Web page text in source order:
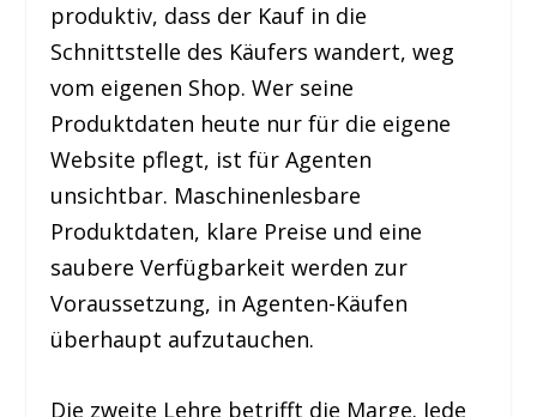
produktiv, dass der Kauf in die
Schnittstelle des Käufers wandert, weg
vom eigenen Shop. Wer seine
Produktdaten heute nur für die eigene
Website pflegt, ist für Agenten
unsichtbar. Maschinenlesbare
Produktdaten, klare Preise und eine
saubere Verfügbarkeit werden zur
Voraussetzung, in Agenten-Käufen
überhaupt aufzutauchen.
Die zweite Lehre betrifft die Marge. Jede